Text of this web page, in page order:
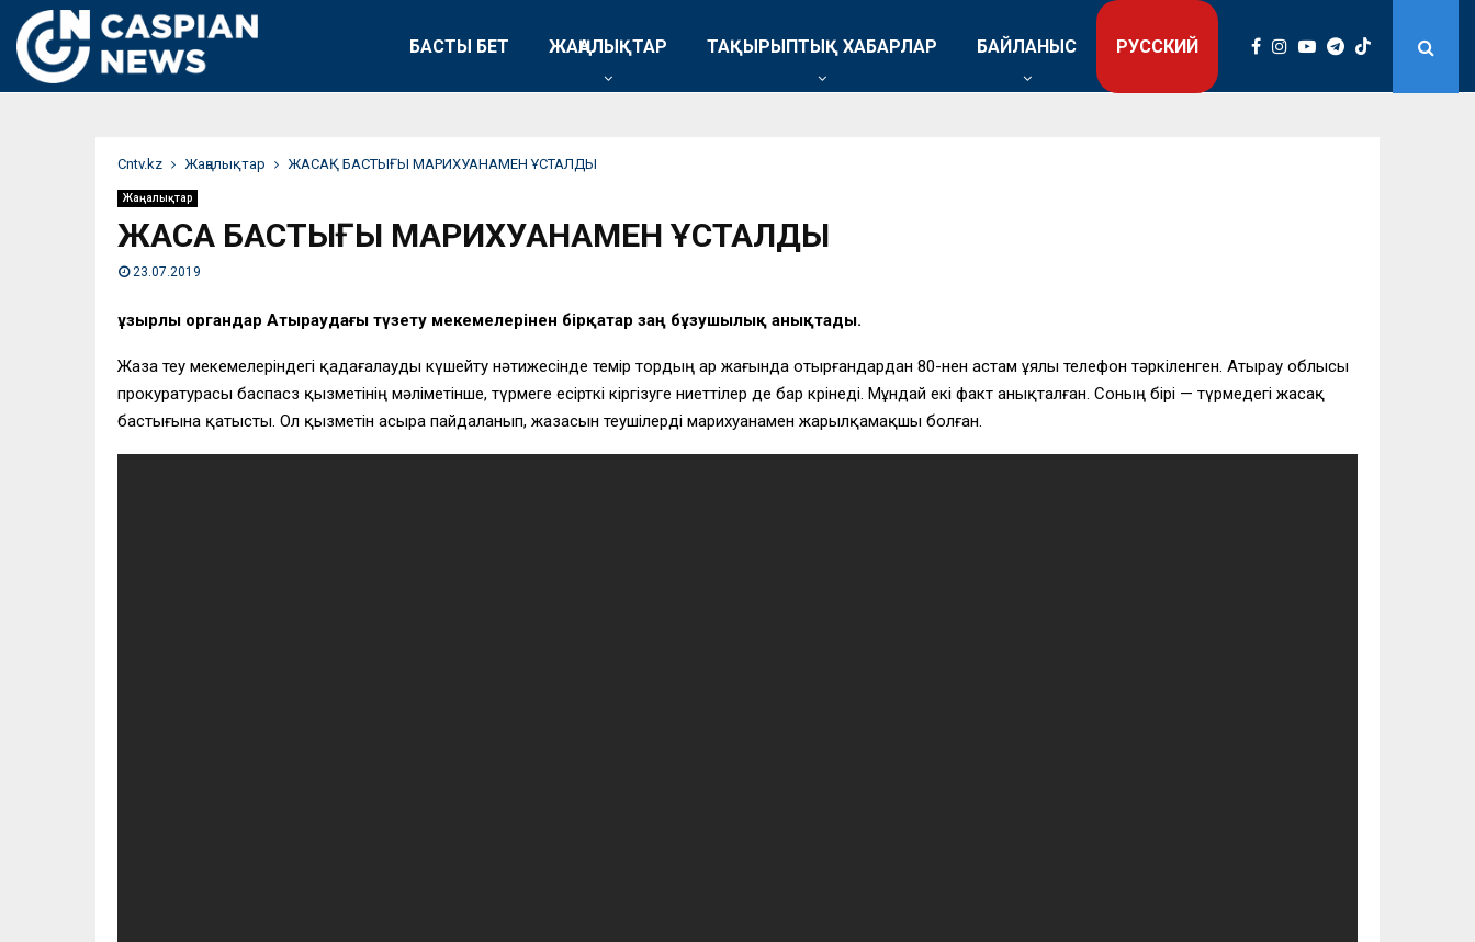
БАСТЫ БЕТ ЖАҢАЛЫҚТАР ТАҚЫРЫПТЫҚ ХАБАРЛАР БАЙЛАНЫС РУССКИЙ
Сntv.kz Жаңалықтар ЖАСАҚ БАСТЫҒЫ МАРИХУАНАМЕН ҰСТАЛДЫ
Жаңалықтар
ЖАСАҚ БАСТЫҒЫ МАРИХУАНАМЕН ҰСТАЛДЫ
23.07.2019
Құзырлы органдар Атыраудағы түзету мекемелерінен бірқатар заң бұзушылық анықтады.
Жаза өтеу мекемелеріндегі қадағалауды күшейту нәтижесінде темір тордың ар жағында отырғандардан 80-нен астам ұялы телефон тәркіленген. Атырау облысы
прокуратурасы баспасөз қызметінің мәліметінше, түрмеге есірткі кіргізуге ниеттілер де бар көрінеді. Мұндай екі факт анықталған. Соның бірі — түрмедегі жасақ
бастығына қатысты. Ол қызметін асыра пайдаланып, жазасын өтеушілерді марихуанамен жарылқамақшы болған.